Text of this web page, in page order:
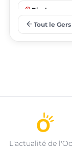
place Riscle
arrow_back Tout le Gers
L'actualité de